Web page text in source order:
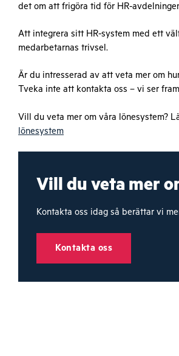
det om att frigöra tid för HR-
Att integrera sitt HR-system med ett
medarbetarnas trivsel.
Är du intresserad av att veta mer om
Tveka inte att kontakta oss – vi ser
Vill du veta mer om våra lönesystem?
lönesystem
Vill du veta mer
Kontakta oss idag så berättar vi
Kontakta oss